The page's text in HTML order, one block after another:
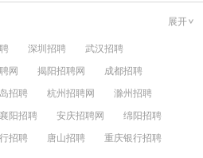
展开
深圳招聘
武汉招聘
网 揭阳招聘网
成都招聘
招聘 杭州招聘网
滁州招聘
襄阳招聘 安庆招聘网
绵阳招聘
招聘 唐山招聘
重庆银行招聘